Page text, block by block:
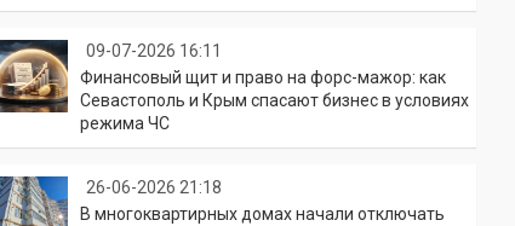
09-07-2026 16:11
Финансовый щит и право на форс-мажор: как
Севастополь и Крым спасают бизнес в условиях
режима ЧС
26-06-2026 21:18
В многоквартирных домах начали отключать